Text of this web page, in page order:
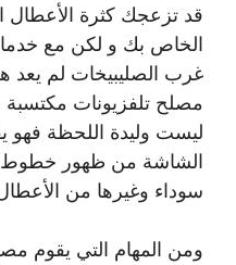
قد تزعجك كثرة الأعطال
الخاص بك و لكن مع
غرب الصليبيخات لم يعد
مصلح تلفزيونات
ليست وليدة اللحظة فهو
الشاشة من ظهور خطوط
سوداء وغيرها من
ومن المهام التي يقوم